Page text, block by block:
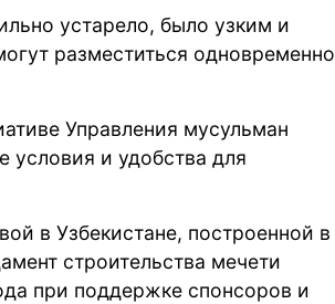
устарело, было узким и
разместиться одновременно
Управления мусульман
условия и удобства для
в Узбекистане, построенной в
строительства мечети
при поддержке спонсоров и